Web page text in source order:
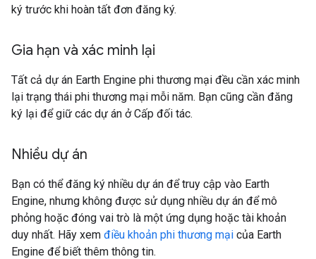
ký trước khi hoàn tất đơn đăng ký.
Gia hạn và xác minh lại
Tất cả dự án Earth Engine phi thương mại đều cần xác minh
lại trạng thái phi thương mại mỗi năm. Bạn cũng cần đăng
ký lại để giữ các dự án ở Cấp đối tác.
Nhiều dự án
Bạn có thể đăng ký nhiều dự án để truy cập vào Earth
Engine, nhưng không được sử dụng nhiều dự án để mô
phỏng hoặc đóng vai trò là một ứng dụng hoặc tài khoản
duy nhất. Hãy xem điều khoản phi thương mại của Earth
Engine để biết thêm thông tin.